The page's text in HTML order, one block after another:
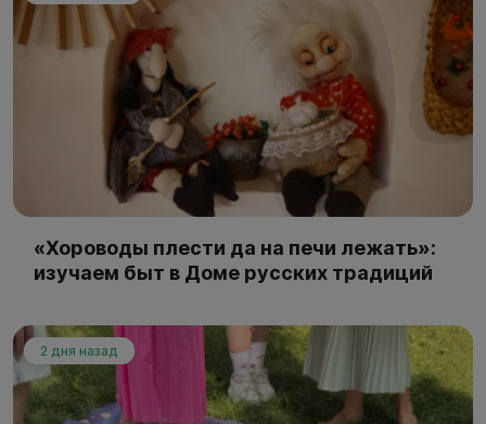
«Хороводы плести да на печи лежать»:
изучаем быт в Доме русских традиций
2 дня назад